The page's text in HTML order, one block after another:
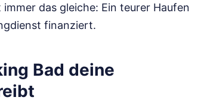
das gleiche: Ein teurer Haufen
finanziert.
Bad deine